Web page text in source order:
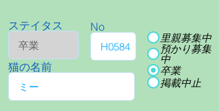
ステイタス No
猫の名前
里親募集中
預かり募集
中
卒業
掲載中止